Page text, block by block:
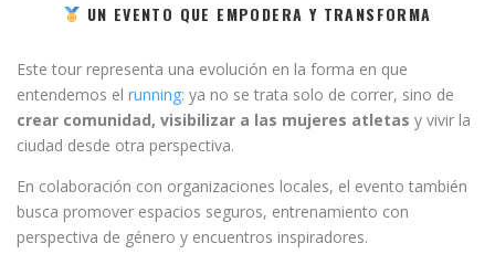
UN EVENTO QUE EMPODERA Y TRANSFORMA
Este tour representa una evolución en la forma en que
entendemos el running: ya no se trata solo de correr, sino de
crear comunidad, visibilizar a las mujeres atletas y vivir la
ciudad desde otra perspectiva.
En colaboración con organizaciones locales, el evento también
busca promover espacios seguros, entrenamiento con
perspectiva de género y encuentros inspiradores.